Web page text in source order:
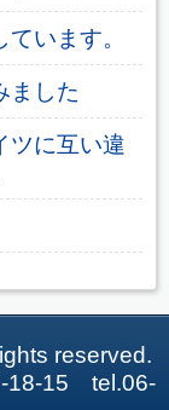
います。
ました
ツに互い違
reserved.
18-15 tel.06-